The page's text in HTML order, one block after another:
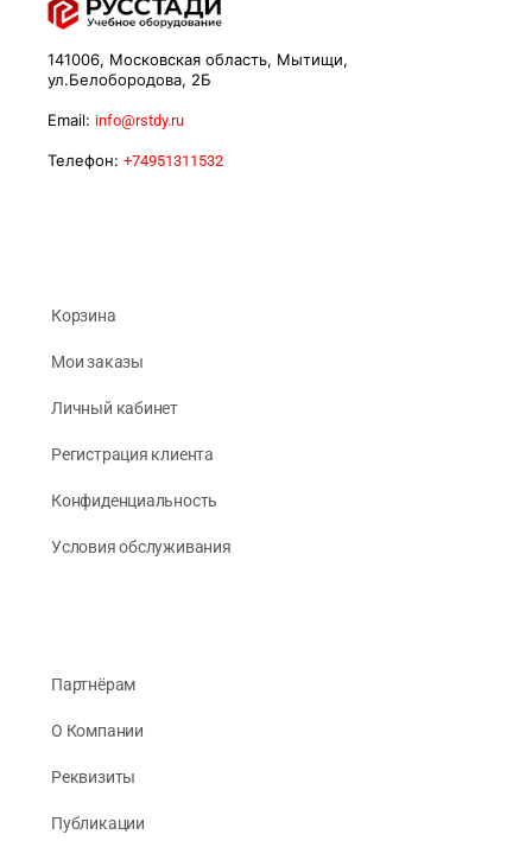
141006, Московская область, Мытищи,
ул.Белобородова, 2Б
Email: info@rstdy.ru
Телефон: +74951311532
Корзина
Мои заказы
Личный кабинет
Регистрация клиента
Конфиденциальность
Условия обслуживания
Партнёрам
О Компании
Реквизиты
Публикации